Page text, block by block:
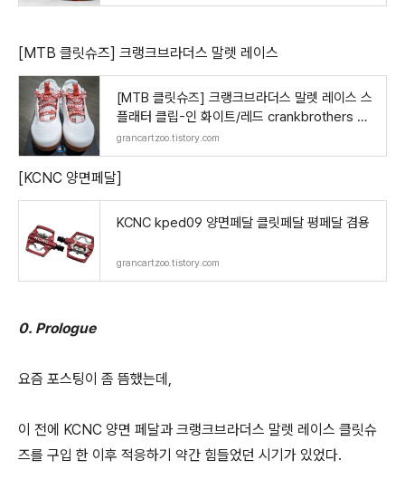
[MTB 클릿슈즈] 크랭크브라더스 말렛 레이스
[MTB 클릿슈즈] 크랭크브라더스 말렛 레이스 스
플래터 클립-인 화이트/레드 crankbrothers Ma
llet Lace Spl
grancartzoo.tistory.com
[KCNC 양면페달]
KCNC kped09 양면페달 클릿페달 평페달 겸용
grancartzoo.tistory.com
0. Prologue
요즘 포스팅이 좀 뜸했는데,
이 전에 KCNC 양면 페달과 크랭크브라더스 말렛 레이스 클릿슈
즈를 구입 한 이후 적응하기 약간 힘들었던 시기가 있었다.